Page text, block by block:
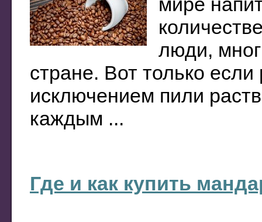
люди,
стране. Вот только
исключением пили
каждым ...
Где и как купить